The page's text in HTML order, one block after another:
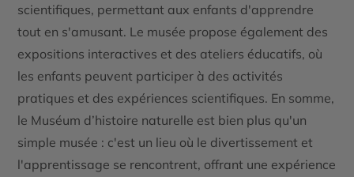
scientifiques, permettant aux enfants d'apprendre
tout en s'amusant. Le musée propose également des
expositions interactives et des ateliers éducatifs, où
les enfants peuvent participer à des activités
pratiques et des expériences scientifiques. En somme,
le Muséum d’histoire naturelle est bien plus qu'un
simple musée : c'est un lieu où le divertissement et
l'apprentissage se rencontrent, offrant une expérience